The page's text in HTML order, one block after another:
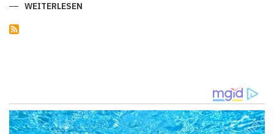
WEITERLESEN
KIELWASSER